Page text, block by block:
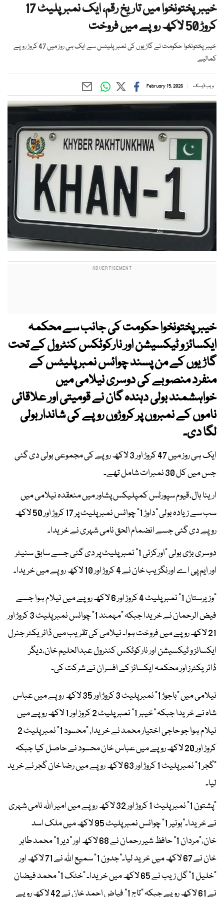
خیبرپختونخوا میں تاریخ رقم، ایک نمبر پلیٹ 17
کروڑ 50 لاکھ روپے میں فروخت
خیبرپختونخوا حکومت نے گاڑیوں کی نمبر پلیٹس سے ایک ہی روز میں 47 کروڑ روپے
کمالیے
ویب ڈیسک February 15, 2026
خیبرپختونخوا حکومت کی جانب سے محکمہ
ایکسائز و ٹیکسیشن اور نارکوٹکس کنٹرول کے تحت
گاڑیوں کے من پسند چوائس نمبر پلیٹس کے
منفرد منصوبے کی دوسری نیلامی میں
خواہشمند بولی دہندہ گان نے قومیتی اور علاقائی
ناموں کے نمبروں پر کروڑوں روپے کی شاندار بولی
لگا دی۔
ایک ہی روز میں 47 کروڑ اور 3 لاکھ روپے کی مجموعی بولی دی گئی
جس میں کل 30 نمبرات شامل تھے۔
ارینا ہال،قیوم سپورٹس کمپلیکس پشاور میں منعقدہ نیلامی میں
سب سے زیادہ بولی "داوڑ 1" چوائس نمبر پلیٹ پر 17 کروڑ اور 50 لاکھ
روپے دی گئی جسے انضمام الحق نامی شہری نے خریدا۔
دوسری بڑی بولی "اورکزئی 1" نمبر پلیٹ پر دی گئی جسے سابق سنیٹر
اور ایم پی اے اورنگزیب خان نے 4 کروڑ اور 10 لاکھ روپے میں خریدا۔
"وزیرستان 1" نمبر پلیٹ 4 کروڑ اور 6 لاکھ روپے میں نیلام ہوا جسے
فیض الرحمان نے خریدا جبکہ "مہمند 1" چوائس نمبر پلیٹ 3 کروڑ اور
21 لاکھ روپے میں فروخت ہوا۔ نیلامی کی تقریب میں ڈائریکٹر جنرل
ایکسائز و ٹیکسیشن اور نارکوٹکس کنٹرول عبدالحلیم خان،دیگر
ڈائریکٹرز اور محکمہ ایکسائز کے افسران نے شرکت کی۔
نیلامی میں "باجوڑ 1" نمبر پلیٹ 3 کروڑ اور 35 لاکھ روپے میں عباس
شاہ نے خریدا جبکہ "خیبر 1" نمبر پلیٹ 2 کروڑ اور 1 لاکھ روپے میں
نیلام ہوا جو حاجی اختیار محمد نے خریدا, "محسود 1" نمبر پلیٹ 2
کروڑ اور 20 لاکھ روپے میں عباس خان محسود نے حاصل کیا جبکہ
"گجر 1" نمبر پلیٹ 1 کروڑ اور 63 لاکھ روپے میں رضا خان گجر نے خرید
لیا۔
"پشتون 1" نمبر پلیٹ 1 کروڑ اور 32 لاکھ روپے میں امیر اللہ نامی شہری
نے خریدا۔"بونیر 1" چوائس نمبر پلیٹ 95 لاکھ میں ملک اسد
خان،"مردان 1" حافظ شیر رحمان نے 68 لاکھ اور "دیر 1" محمد طاہر
خان نے 67 لاکھ میں خرید لیا۔"جدون 1" سمیع اللہ نے 71 لاکھ اور
"خلیل 1" گل زیب نے 65 لاکھ میں خریدا۔ "خٹک 1" محمد فیضان
نے 61 لاکھ روپے جبکہ "تاج 1" فیاض احمد خان نے 42 لاکھ روپے